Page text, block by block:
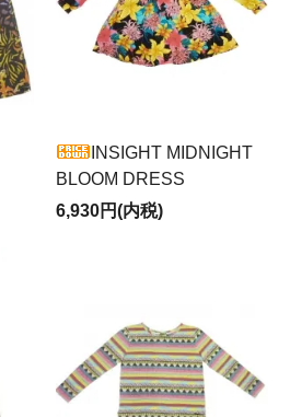
INSIGHT MIDNIGHT
BLOOM DRESS
6,930円(内税)